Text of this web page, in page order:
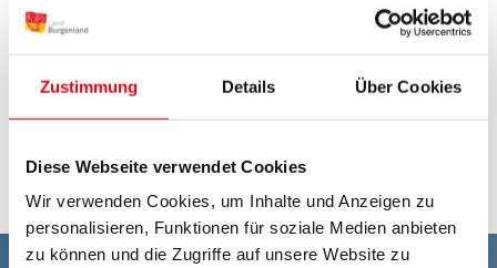
Zustimmung Details Über Cookies
Diese Webseite verwendet Cookies
Wir verwenden Cookies, um Inhalte und Anzeigen zu
personalisieren, Funktionen für soziale Medien anbieten
zu können und die Zugriffe auf unsere Website zu
der gemäß Richtlinie 2013/31/EU ausgestellte
Ausweis über die Gesamtenergieeffizienz jedes
Gebäudes.
Gebäudeinventar Land Burgenland